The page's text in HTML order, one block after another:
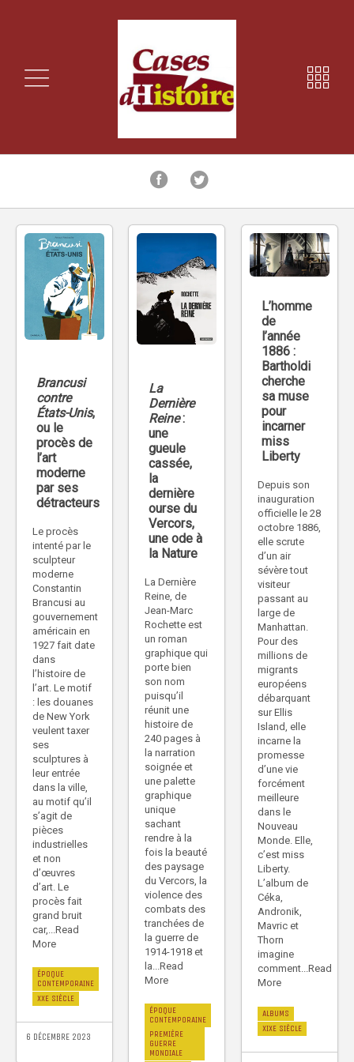
Brancusi
contre
États-Unis,
ou le
procès de
l’art
moderne
par ses
détracteurs
Le procès
intenté par le
sculpteur
moderne
Constantin
Brancusi au
gouvernement
américain en
1927 fait date
dans
l’histoire de
l’art. Le motif
: les douanes
de New York
veulent taxer
ses
sculptures à
leur entrée
dans la ville,
au motif qu’il
s’agit de
pièces
industrielles
et non
d’œuvres
d’art. Le
procès fait
grand bruit
car,...Read
More
ÉPOQUE
CONTEMPORAINE
XXE SIÈCLE
6 DÉCEMBRE 2023
La
Dernière
Reine:
une
gueule
cassée,
la
dernière
ourse du
Vercors,
une ode à
la Nature
La Dernière
Reine, de
Jean-Marc
Rochette est
un roman
graphique qui
porte bien
son nom
puisqu’il
réunit une
histoire de
240 pages à
la narration
soignée et
une palette
graphique
unique
sachant
rendre à la
fois la beauté
des paysage
du Vercors, la
violence des
combats des
tranchées de
la guerre de
1914-1918 et
la...Read
More
ÉPOQUE
CONTEMPORAINE
PREMIÈRE
GUERRE
MONDIALE
L’homme
de
l’année
1886 :
Bartholdi
cherche
sa muse
pour
incarner
miss
Liberty
Depuis son
inauguration
officielle le 28
octobre 1886,
elle scrute
d’un air
sévère tout
visiteur
passant au
large de
Manhattan.
Pour des
millions de
migrants
européens
débarquant
sur Ellis
Island, elle
incarne la
promesse
d’une vie
forcément
meilleure
dans le
Nouveau
Monde. Elle,
c’est miss
Liberty.
L’album de
Céka,
Andronik,
Mavric et
Thorn
imagine
comment...Read
More
ALBUMS
XIXE SIÈCLE